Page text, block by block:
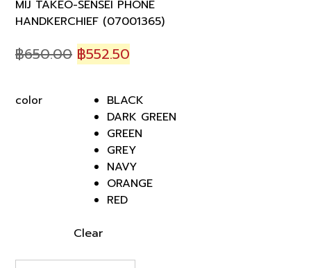
MIJ TAKEO-SENSEI PHONE
HANDKERCHIEF (07001365)
฿650.00 Original
was:
฿650.00.
฿552.50
is:
฿552.50.
color
BLACK
DARK GREEN
GREEN
GREY
NAVY
ORANGE
RED
Clear